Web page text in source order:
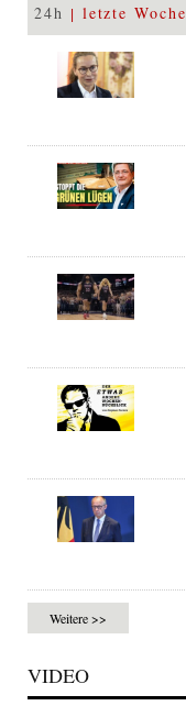
24h letzte Woche
Weitere >>
VIDEO